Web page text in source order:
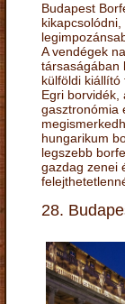
Budapest
A vendégek
társaságában
külföldi kiállító
Egri borvidék,
gasztronómia
hungarikum
legszebb
gazdag zenei
28.